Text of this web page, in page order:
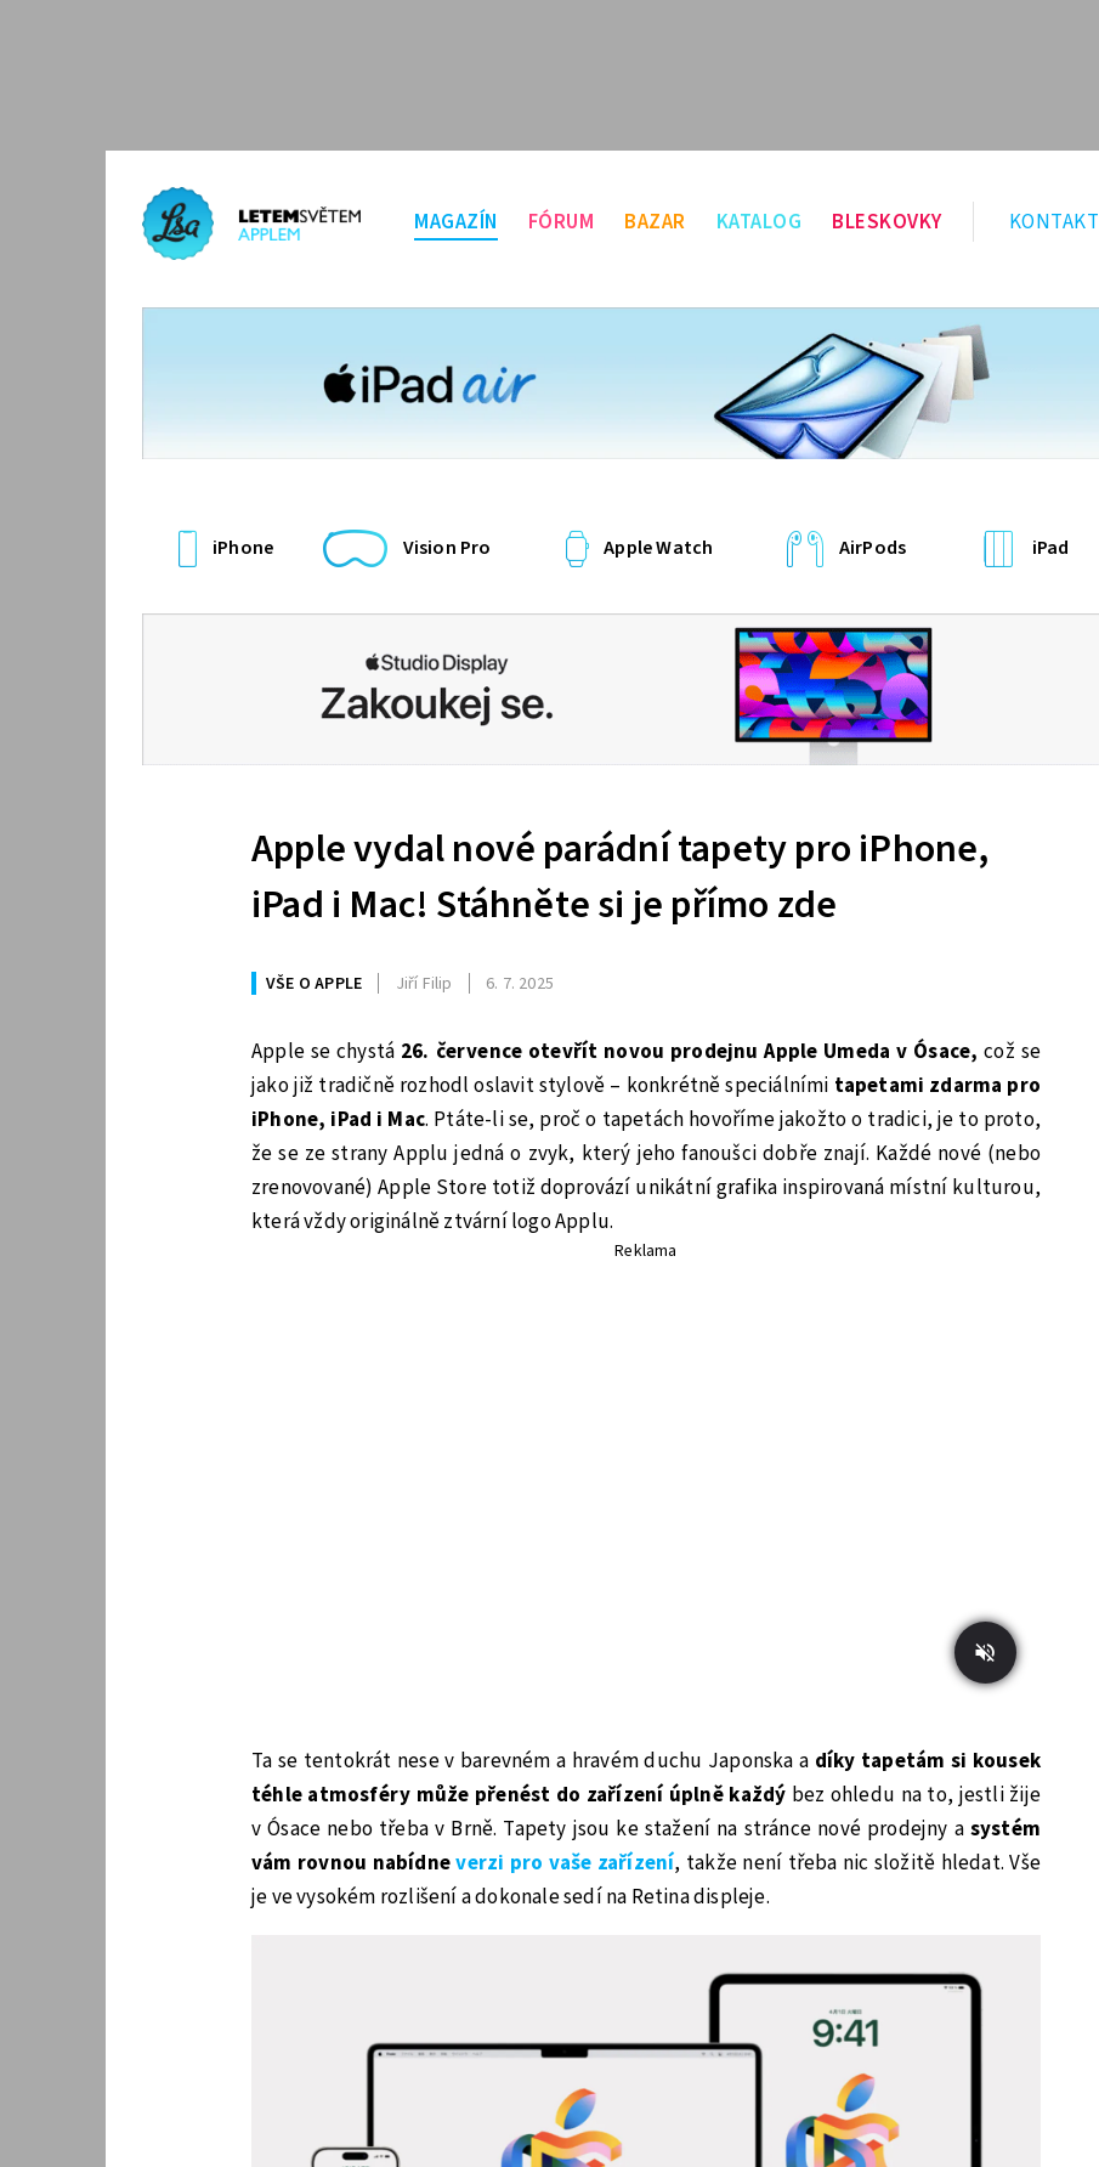
MAGAZÍN FÓRUM BAZAR KATALOG BLESKOVKY KONTAKT
iPhone Vision Pro Apple Watch AirPods iPad
Apple vydal nové parádní tapety pro iPhone,
iPad i Mac! Stáhněte si je přímo zde
VŠE O APPLE Jiří Filip 6. 7. 2025
Apple se chystá 26. července otevřít novou prodejnu Apple Umeda v Ósace, což se
jako již tradičně rozhodl oslavit stylově – konkrétně speciálními tapetami zdarma pro
iPhone, iPad i Mac. Ptáte-li se, proč o tapetách hovoříme jakožto o tradici, je to proto,
že se ze strany Applu jedná o zvyk, který jeho fanoušci dobře znají. Každé nové (nebo
zrenovované) Apple Store totiž doprovází unikátní grafika inspirovaná místní kulturou,
která vždy originálně ztvární logo Applu.
Reklama
Ta se tentokrát nese v barevném a hravém duchu Japonska a díky tapetám si kousek
téhle atmosféry může přenést do zařízení úplně každý bez ohledu na to, jestli žije
v Ósace nebo třeba v Brně. Tapety jsou ke stažení na stránce nové prodejny a systém
vám rovnou nabídneverzi pro vaše zařízení, takže není třeba nic složitě hledat. Vše
je ve vysokém rozlišení a dokonale sedí na Retina displeje.